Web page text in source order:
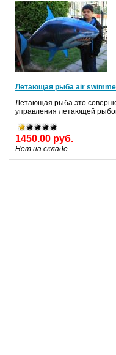
Летающая рыба air
Летающая рыба это
управления летающей
1450.00 руб.
Нет на складе